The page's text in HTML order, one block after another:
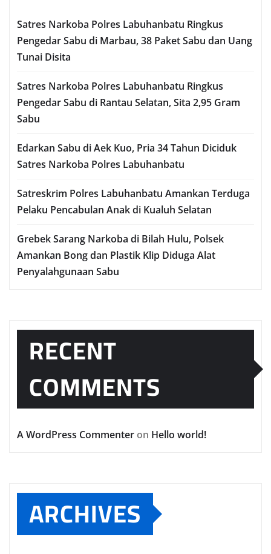
Satres Narkoba Polres Labuhanbatu Ringkus
Pengedar Sabu di Marbau, 38 Paket Sabu dan Uang
Tunai Disita
Satres Narkoba Polres Labuhanbatu Ringkus
Pengedar Sabu di Rantau Selatan, Sita 2,95 Gram
Sabu
Edarkan Sabu di Aek Kuo, Pria 34 Tahun Diciduk
Satres Narkoba Polres Labuhanbatu
Satreskrim Polres Labuhanbatu Amankan Terduga
Pelaku Pencabulan Anak di Kualuh Selatan
Grebek Sarang Narkoba di Bilah Hulu, Polsek
Amankan Bong dan Plastik Klip Diduga Alat
Penyalahgunaan Sabu
RECENT
COMMENTS
A WordPress Commenter on Hello world!
ARCHIVES